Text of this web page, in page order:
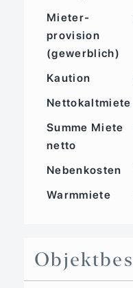
Mieter­
provision
(gewerblich)
Kaution
Nettokaltmiete
Summe Miete
netto
Nebenkosten
Warmmiete